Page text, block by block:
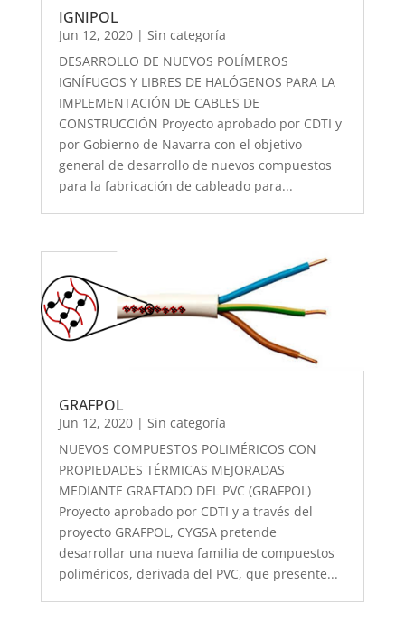
IGNIPOL
Jun 12, 2020| Sin categoría
DESARROLLO DE NUEVOS POLÍMEROS
IGNÍFUGOS Y LIBRES DE HALÓGENOS PARA LA
IMPLEMENTACIÓN DE CABLES DE
CONSTRUCCIÓN Proyecto aprobado por CDTI y
por Gobierno de Navarra con el objetivo
general de desarrollo de nuevos compuestos
para la fabricación de cableado para...
GRAFPOL
Jun 12, 2020| Sin categoría
NUEVOS COMPUESTOS POLIMÉRICOS CON
PROPIEDADES TÉRMICAS MEJORADAS
MEDIANTE GRAFTADO DEL PVC (GRAFPOL)
Proyecto aprobado por CDTI y a través del
proyecto GRAFPOL, CYGSA pretende
desarrollar una nueva familia de compuestos
poliméricos, derivada del PVC, que presente...